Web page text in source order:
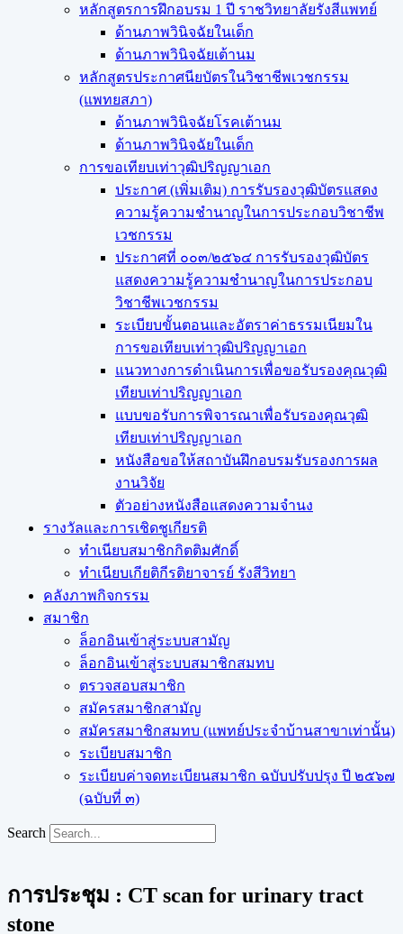
หลักสูตรการฝึกอบรม 1 ปี ราชวิทยาลัยรังสีแพทย์
ด้านภาพวินิจฉัยในเด็ก
ด้านภาพวินิจฉัยเต้านม
หลักสูตรประกาศนียบัตรในวิชาชีพเวชกรรม
(แพทยสภา)
ด้านภาพวินิจฉัยโรคเต้านม
ด้านภาพวินิจฉัยในเด็ก
การขอเทียบเท่า​วุฒิปริญญา​เอก
ประกาศ (เพิ่มเติม) การรับรองวุฒิบัตรแสดง
ความรู้ความชำนาญในการประกอบวิชาชีพ
เวชกรรม
ประกาศที่ ๐๐๓/๒๕๖๔ การรับรองวุฒิบัตร
แสดงความรู้ความชำนาญในการประกอบ
วิชาชีพเวชกรรม
ระเบียบขั้นตอนและอัตราค่าธรรมเนียมใน
การขอเทียบเท่าวุฒิปริญญาเอก
แนวทางการดำเนินการเพื่อขอรับรองคุณวุฒิ
เทียบเท่าปริญญาเอก
แบบขอรับการพิจารณาเพื่อรับรองคุณวุฒิ
เทียบเท่าปริญญาเอก
หนังสือขอให้สถาบันฝึกอบรมรับรองการผล
งานวิจัย
ตัวอย่างหนังสือแสดงความจำนง
รางวัลและการเชิดชูเกียรติ
ทำเนียบสมาชิกกิตติมศักดิ์
ทำเนียบเกียติกีรติยาจารย์ รังสีวิทยา
คลังภาพกิจกรรม
สมาชิก
ล็อกอินเข้าสู่ระบบสามัญ
ล็อกอินเข้าสู่ระบบสมาชิกสมทบ
ตรวจสอบสมาชิก
สมัครสมาชิกสามัญ
สมัครสมาชิกสมทบ (แพทย์ประจำบ้านสาขาเท่านั้น)
ระเบียบสมาชิก
ระเบียบค่าจดทะเบียนสมาชิก ฉบับปรับปรุง ปี ๒๕๖๗
(ฉบับที่ ๓)
Search
การประชุม : CT scan for urinary tract
stone